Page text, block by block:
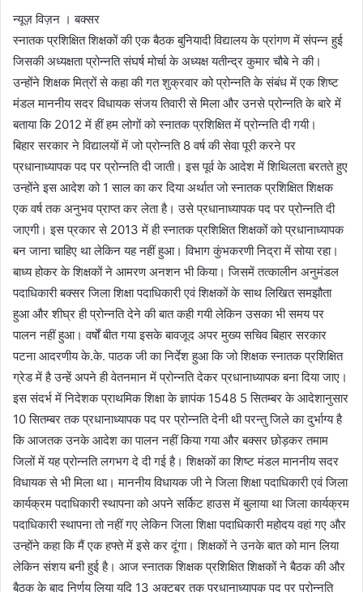
न्यूज़ विज़न । बक्सर
स्नातक प्रशिक्षित शिक्षकों की एक बैठक बुनियादी विद्यालय के प्रांगण में संपन्न हुई
जिसकी अध्यक्षता प्रोन्नति संघर्ष मोर्चा के अध्यक्ष यतीन्द्र कुमार चौबे ने की।
उन्होंने शिक्षक मित्रों से कहा की गत शुक्रवार को प्रोन्नति के संबंध में एक शिष्ट
मंडल माननीय सदर विधायक संजय तिवारी से मिला और उनसे प्रोन्नति के बारे में
बताया कि 2012 में हीं हम लोगों को स्नातक प्रशिक्षित में प्रोन्नति दी गयी।
बिहार सरकार ने विद्यालयों में जो प्रोन्नति 8 वर्ष की सेवा पूरी करने पर
प्रधानाध्यापक पद पर प्रोन्नति दी जाती। इस पूर्व के आदेश में शिथिलता बरतते हुए
उन्होंने इस आदेश को 1 साल का कर दिया अर्थात जो स्नातक प्रशिक्षित शिक्षक
एक वर्ष तक अनुभव प्राप्त कर लेता है। उसे प्रधानाध्यापक पद पर प्रोन्नति दी
जाएगी। इस प्रकार से 2013 में ही स्नातक प्रशिक्षित शिक्षकों को प्रधानाध्यापक
बन जाना चाहिए था लेकिन यह नहीं हुआ। विभाग कुंभकरणी निद्रा में सोया रहा।
बाध्य होकर के शिक्षकों ने आमरण अनशन भी किया। जिसमें तत्कालीन अनुमंडल
पदाधिकारी बक्सर जिला शिक्षा पदाधिकारी एवं शिक्षकों के साथ लिखित समझौता
हुआ और शीघ्र ही प्रोन्नति देने की बात कही गयी लेकिन उसका भी समय पर
पालन नहीं हुआ। वर्षों बीत गया इसके बावजूद अपर मुख्य सचिव बिहार सरकार
पटना आदरणीय के.के. पाठक जी का निर्देश हुआ कि जो शिक्षक स्नातक प्रशिक्षित
ग्रेड में है उन्हें अपने ही वेतनमान में प्रोन्नति देकर प्रधानाध्यापक बना दिया जाए।
इस संदर्भ में निदेशक प्राथमिक शिक्षा के ज्ञापंक 1548 5 सितम्बर के आदेशानुसार
10 सितम्बर तक प्रधानाध्यापक पद पर प्रोन्नति देनी थी परन्तु जिले का दुर्भाग्य है
कि आजतक उनके आदेश का पालन नहीं किया गया और बक्सर छोड़कर तमाम
जिलों में यह प्रोन्नति लगभग दे दी गई है। शिक्षकों का शिष्ट मंडल माननीय सदर
विधायक से भी मिला था। माननीय विधायक जी ने जिला शिक्षा पदाधिकारी एवं जिला
कार्यक्रम पदाधिकारी स्थापना को अपने सर्किट हाउस में बुलाया था जिला कार्यक्रम
पदाधिकारी स्थापना तो नहीं गए लेकिन जिला शिक्षा पदाधिकारी महोदय वहां गए और
उन्होंने कहा कि मैं एक हफ्ते में इसे कर दूंगा। शिक्षकों ने उनके बात को मान लिया
लेकिन संशय बनी हुई है। आज स्नातक शिक्षक प्रशिक्षित शिक्षकों ने बैठक की और
बैठक के बाद निर्णय लिया यदि 13 अक्टूबर तक प्रधानाध्यापक पद पर प्रोन्नति